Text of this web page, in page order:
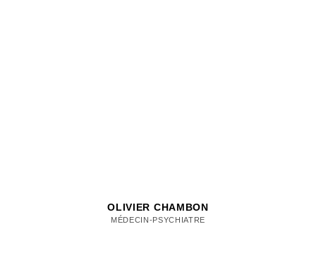
OLIVIER CHAMBON
MÉDECIN-PSYCHIATRE